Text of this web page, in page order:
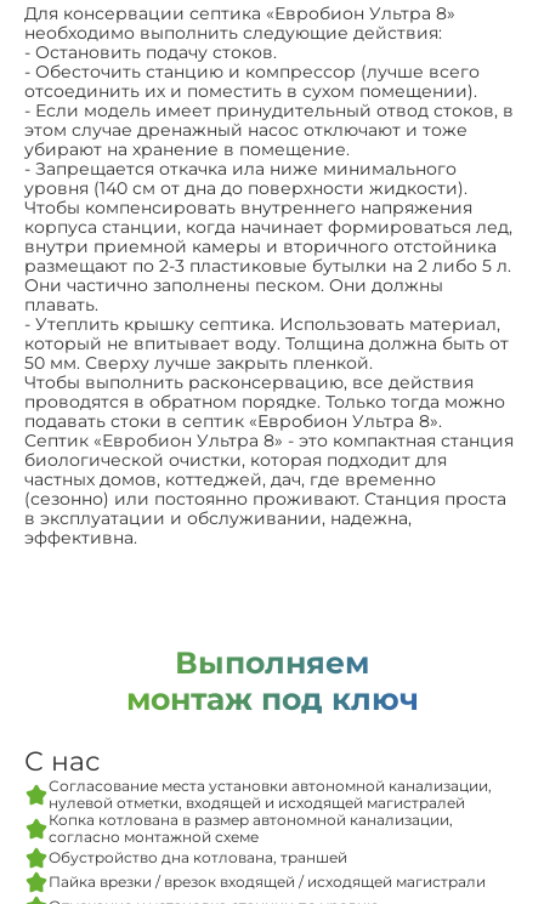
Для консервации септика «Евробион Ультра 8»
необходимо выполнить следующие действия:
- Остановить подачу стоков.
- Обесточить станцию и компрессор (лучше всего
отсоединить их и поместить в сухом помещении).
- Если модель имеет принудительный отвод стоков, в
этом случае дренажный насос отключают и тоже
убирают на хранение в помещение.
- Запрещается откачка ила ниже минимального
уровня (140 см от дна до поверхности жидкости).
Чтобы компенсировать внутреннего напряжения
корпуса станции, когда начинает формироваться лед,
внутри приемной камеры и вторичного отстойника
размещают по 2-3 пластиковые бутылки на 2 либо 5 л.
Они частично заполнены песком. Они должны
плавать.
- Утеплить крышку септика. Использовать материал,
который не впитывает воду. Толщина должна быть от
50 мм. Сверху лучше закрыть пленкой.
Чтобы выполнить расконсервацию, все действия
проводятся в обратном порядке. Только тогда можно
подавать стоки в септик «Евробион Ультра 8».
Септик «Евробион Ультра 8» - это компактная станция
биологической очистки, которая подходит для
частных домов, коттеджей, дач, где временно
(сезонно) или постоянно проживают. Станция проста
в эксплуатации и обслуживании, надежна,
эффективна.
Выполняем
монтаж под ключ
С нас
Согласование места установки автономной канализации,
нулевой отметки, входящей и исходящей магистралей
Копка котлована в размер автономной канализации,
согласно монтажной схеме
Обустройство дна котлована, траншей
Пайка врезки / врезок входящей / исходящей магистрали